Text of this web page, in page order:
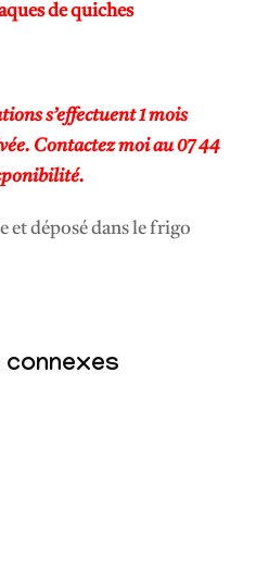
de quiches
s’effectuent 1 mois
Contactez moi au 07 44
et déposé dans le frigo
connexes